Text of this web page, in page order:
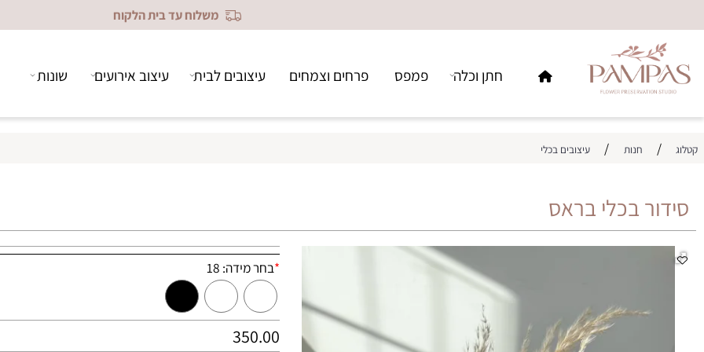
משלוח עד בית הלקוח
חתן וכלה פמפס פרחים וצמחים עיצובים לבית עיצוב אירועים שונות
חנות עיצובים בכלי
בכלי בראס
בחר מידה:18
190₪
14
280₪
+
18
350₪